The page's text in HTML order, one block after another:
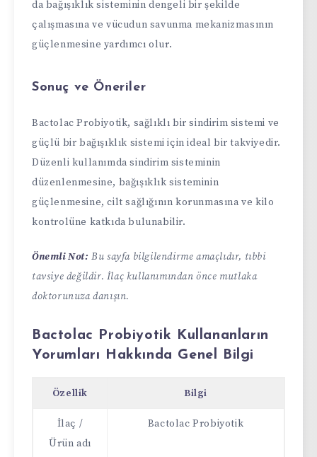
da bağışıklık sisteminin dengeli bir şekilde
çalışmasına ve vücudun savunma mekanizmasının
güçlenmesine yardımcı olur.
Sonuç ve Öneriler
Bactolac Probiyotik, sağlıklı bir sindirim sistemi ve
güçlü bir bağışıklık sistemi için ideal bir takviyedir.
Düzenli kullanımda sindirim sisteminin
düzenlenmesine, bağışıklık sisteminin
güçlenmesine, cilt sağlığının korunmasına ve kilo
kontrolüne katkıda bulunabilir.
Önemli Not: Bu sayfa bilgilendirme amaçlıdır, tıbbi
tavsiye değildir. İlaç kullanımından önce mutlaka
doktorunuza danışın.
Bactolac Probiyotik Kullananların
Yorumları Hakkında Genel Bilgi
Özellik Bilgi
İlaç /
Ürün adı
Bactolac Probiyotik